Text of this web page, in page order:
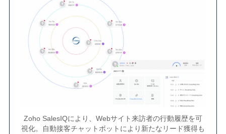
Zoho SalesIQにより、Webサイト来訪者の行動履歴を可
視化。自動接客チャットボットにより新たなリード獲得も